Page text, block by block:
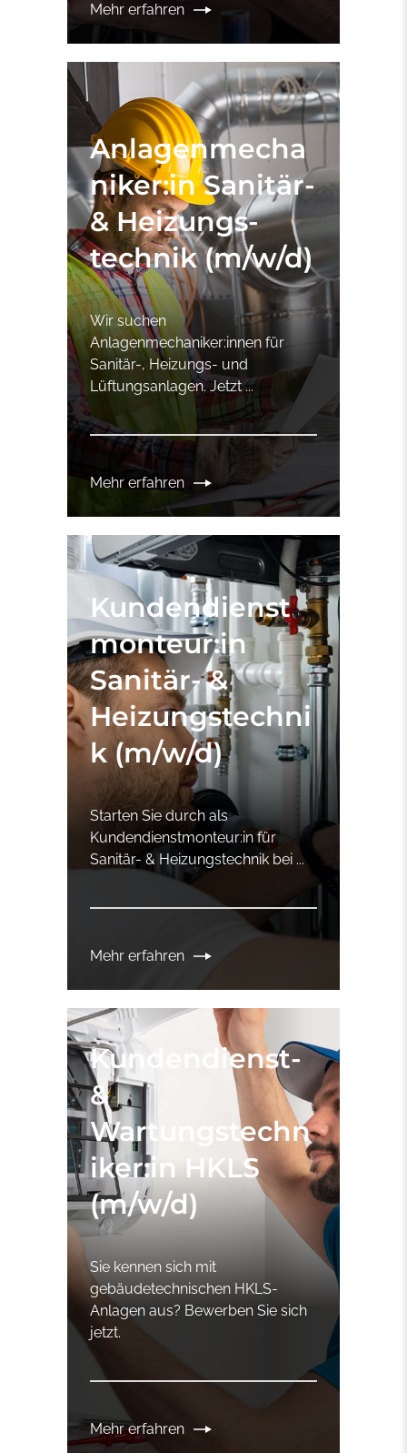
Mehr erfahren
Anlagenmecha
niker:in Sanitär-
& Heizungs-
technik (m/w/d)
Wir suchen
Anlagenmechaniker:innen für
Sanitär-, Heizungs- und
Lüftungsanlagen. Jetzt ...
Mehr erfahren
Kundendienst
monteur:in
Sanitär- &
Heizungstechni
k (m/w/d)
Starten Sie durch als
Kundendienstmonteur:in für
Sanitär- & Heizungstechnik bei ...
Mehr erfahren
Kundendienst-
&
Wartungstechn
iker:in HKLS
(m/w/d)
Sie kennen sich mit
gebäudetechnischen HKLS-
Anlagen aus? Bewerben Sie sich
jetzt.
Mehr erfahren